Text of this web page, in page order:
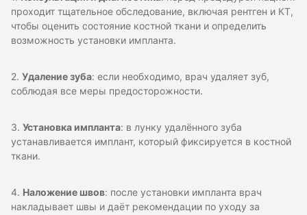
проходит тщательное обследование, включая рентген и КТ,
чтобы оценить состояние костной ткани и определить
возможность установки импланта.
2. Удаление зуба: если необходимо, врач удаляет зуб,
соблюдая все меры предосторожности.
3. Установка импланта: в лунку удалённого зуба
устанавливается имплант, который фиксируется в костной
ткани.
4. Наложение швов: после установки импланта врач
накладывает швы и даёт рекомендации по уходу за